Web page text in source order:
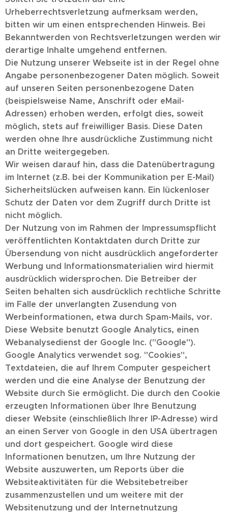
Urheberrechtsverletzung aufmerksam werden,
bitten wir um einen entsprechenden Hinweis. Bei
Bekanntwerden von Rechtsverletzungen werden wir
derartige Inhalte umgehend entfernen.
Die Nutzung unserer Webseite ist in der Regel ohne
Angabe personenbezogener Daten möglich. Soweit
auf unseren Seiten personenbezogene Daten
(beispielsweise Name, Anschrift oder eMail-
Adressen) erhoben werden, erfolgt dies, soweit
möglich, stets auf freiwilliger Basis. Diese Daten
werden ohne Ihre ausdrückliche Zustimmung nicht
an Dritte weitergegeben.
Wir weisen darauf hin, dass die Datenübertragung
im Internet (z.B. bei der Kommunikation per E-Mail)
Sicherheitslücken aufweisen kann. Ein lückenloser
Schutz der Daten vor dem Zugriff durch Dritte ist
nicht möglich.
Der Nutzung von im Rahmen der Impressumspflicht
veröffentlichten Kontaktdaten durch Dritte zur
Übersendung von nicht ausdrücklich angeforderter
Werbung und Informationsmaterialien wird hiermit
ausdrücklich widersprochen. Die Betreiber der
Seiten behalten sich ausdrücklich rechtliche Schritte
im Falle der unverlangten Zusendung von
Werbeinformationen, etwa durch Spam-Mails, vor.
Diese Website benutzt Google Analytics, einen
Webanalysedienst der Google Inc. (''Google'').
Google Analytics verwendet sog. ''Cookies'',
Textdateien, die auf Ihrem Computer gespeichert
werden und die eine Analyse der Benutzung der
Website durch Sie ermöglicht. Die durch den Cookie
erzeugten Informationen über Ihre Benutzung
dieser Website (einschließlich Ihrer IP-Adresse) wird
an einen Server von Google in den USA übertragen
und dort gespeichert. Google wird diese
Informationen benutzen, um Ihre Nutzung der
Website auszuwerten, um Reports über die
Websiteaktivitäten für die Websitebetreiber
zusammenzustellen und um weitere mit der
Websitenutzung und der Internetnutzung